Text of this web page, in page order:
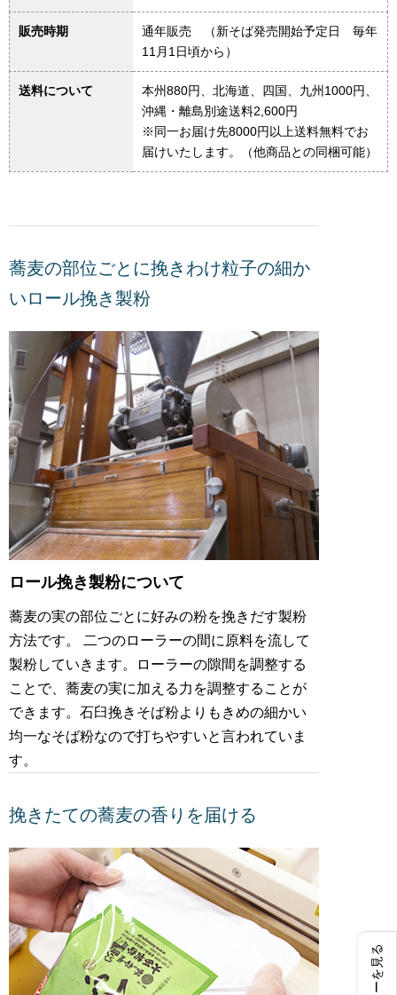
販売時期
通年販売 （新そば発売開始予定日 毎年
11月1日頃から）
送料について
本州880円、北海道、四国、九州1000円、
沖縄・離島別途送料2,600円
※同一お届け先8000円以上送料無料でお
届けいたします。（他商品との同梱可能）
蕎麦の部位ごとに挽きわけ粒子の細か
いロール挽き製粉
ロール挽き製粉について
蕎麦の実の部位ごとに好みの粉を挽きだす製粉
方法です。 二つのローラーの間に原料を流して
製粉していきます。ローラーの隙間を調整する
ことで、蕎麦の実に加える力を調整することが
できます。石臼挽きそば粉よりもきめの細かい
均一なそば粉なので打ちやすいと言われていま
す。
挽きたての蕎麦の香りを届ける